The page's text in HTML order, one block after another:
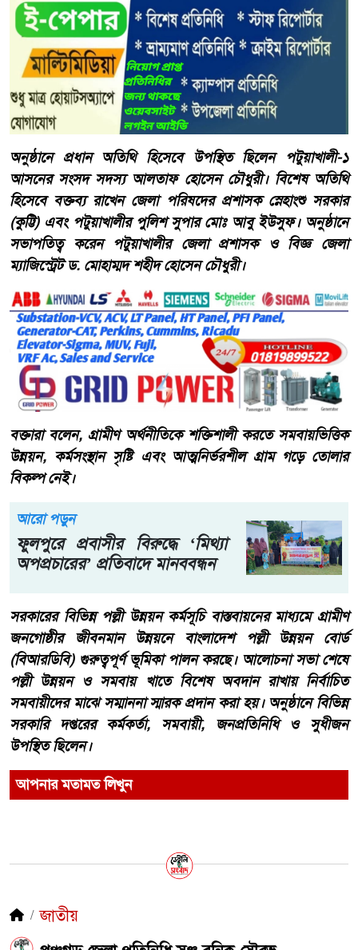
অনুষ্ঠানে প্রধান অতিথি হিসেবে উপস্থিত ছিলেন পটুয়াখালী-১
আসনের সংসদ সদস্য আলতাফ হোসেন চৌধুরী। বিশেষ অতিথি
হিসেবে বক্তব্য রাখেন জেলা পরিষদের প্রশাসক স্নেহাংশু সরকার
(কুট্টি) এবং পটুয়াখালীর পুলিশ সুপার মোঃ আবু ইউসুফ। অনুষ্ঠানে
সভাপতিত্ব করেন পটুয়াখালীর জেলা প্রশাসক ও বিজ্ঞ জেলা
ম্যাজিস্ট্রেট ড. মোহাম্মদ শহীদ হোসেন চৌধুরী।
বক্তারা বলেন, গ্রামীণ অর্থনীতিকে শক্তিশালী করতে সমবায়ভিত্তিক
উন্নয়ন, কর্মসংস্থান সৃষ্টি এবং আত্মনির্ভরশীল গ্রাম গড়ে তোলার
বিকল্প নেই।
আরো পড়ুন
ফুলপুরে প্রবাসীর বিরুদ্ধে ‘মিথ্যা
অপপ্রচারের’ প্রতিবাদে মানববন্ধন
সরকারের বিভিন্ন পল্লী উন্নয়ন কর্মসূচি বাস্তবায়নের মাধ্যমে গ্রামীণ
জনগোষ্ঠীর জীবনমান উন্নয়নে বাংলাদেশ পল্লী উন্নয়ন বোর্ড
(বিআরডিবি) গুরুত্বপূর্ণ ভূমিকা পালন করছে। আলোচনা সভা শেষে
পল্লী উন্নয়ন ও সমবায় খাতে বিশেষ অবদান রাখায় নির্বাচিত
সমবায়ীদের মাঝে সম্মাননা স্মারক প্রদান করা হয়। অনুষ্ঠানে বিভিন্ন
সরকারি দপ্তরের কর্মকর্তা, সমবায়ী, জনপ্রতিনিধি ও সুধীজন
উপস্থিত ছিলেন।
আপনার মতামত লিখুন
জাতীয়